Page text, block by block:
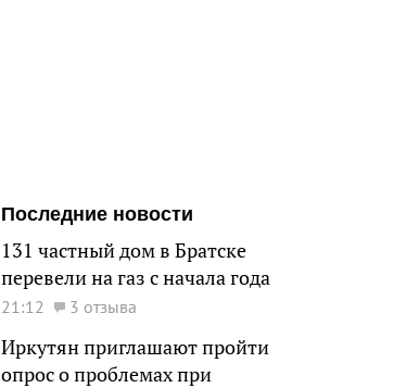
Последние новости
131 частный дом в Братске
перевели на газ с начала года
21:12 3 отзыва
Иркутян приглашают пройти
опрос о проблемах при